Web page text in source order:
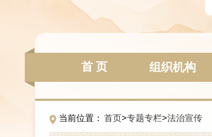
首 页 组织机构
当前位置： 首页>专题专栏>法治宣传